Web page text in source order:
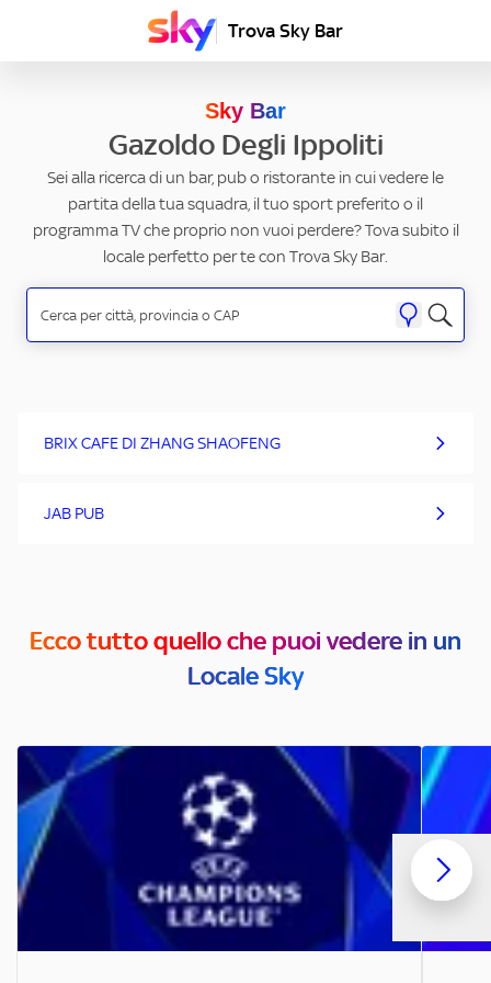
Trova Sky Bar
Sky Bar
Gazoldo Degli Ippoliti
Sei alla ricerca di un bar, pub o ristorante in cui vedere le
partita della tua squadra, il tuo sport preferito o il
programma TV che proprio non vuoi perdere? Tova subito il
locale perfetto per te con Trova Sky Bar.
BRIX CAFE DI ZHANG SHAOFENG
JAB PUB
Ecco tutto quello che puoi vedere in un
Locale Sky